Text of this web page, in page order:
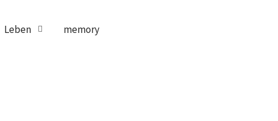
Leben memory